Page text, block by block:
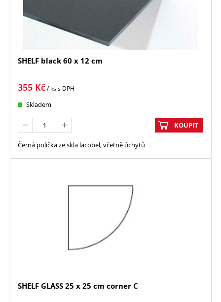
SHELF black 60 x 12 cm
355 Kč/ kss DPH
Skladem
KOUPIT
Černá polička ze skla lacobel, včetně úchytů
SHELF GLASS 25 x 25 cm corner C